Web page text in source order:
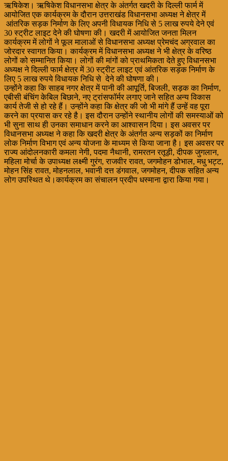
ऋषिकेश। ऋषिकेश विधानसभा क्षेत्र के अंतर्गत खदरी के दिल्ली फार्म में
आयोजित एक कार्यक्रम के दौरान उत्तराखंड विधानसभा अध्यक्ष ने क्षेत्र में
आंतरिक सड़क निर्माण के लिए अपनी विधायक निधि से 5 लाख रुपये देने एवं
30 स्ट्रीट लाइट देने की घोषणा की। खदरी में आयोजित जनता मिलन
कार्यक्रम में लोगों ने फूल मालाओं से विधानसभा अध्यक्ष प्रेमचंद अग्रवाल का
जोरदार स्वागत किया। कार्यक्रम में विधानसभा अध्यक्ष ने भी क्षेत्र के वरिष्ठ
लोगों को सम्मानित किया। लोगों की मांगों को प्राथमिकता देते हुए विधानसभा
अध्यक्ष ने दिल्ली फार्म क्षेत्र में 30 स्ट्रीट लाइट एवं आंतरिक सड़क निर्माण के
लिए 5 लाख रुपये विधायक निधि से देने की घोषणा की।
उन्होंने कहा कि साहब नगर क्षेत्र में पानी की आपूर्ति, बिजली, सड़क का निर्माण,
एबीसी बंचिंग केबिल बिछाने, नए ट्रांसफॉर्मर लगाए जाने सहित अन्य विकास
कार्य तेजी से हो रहे हैं। उन्होंने कहा कि क्षेत्र की जो भी मांगे हैं उन्हें वह पूरा
करने का प्रयास कर रहे है। इस दौरान उन्होंने स्थानीय लोगों की समस्याओं को
भी सुना साथ ही उनका समाधान करने का आश्वासन दिया। इस अवसर पर
विधानसभा अध्यक्ष ने कहा कि खदरी क्षेत्र के अंतर्गत अन्य सड़कों का निर्माण
लोक निर्माण विभाग एवं अन्य योजना के माध्यम से किया जाना है। इस अवसर पर
राज्य आंदोलनकारी कमला नेगी, पदमा नैथानी, रामरतन रतूड़ी, दीपक जुगलान,
महिला मोर्चा के उपाध्यक्ष लक्ष्मी गुरंग, राजवीर रावत, जगमोहन डोभाल, मधु भट्ट,
मोहन सिंह रावत, मोहनलाल, भवानी दत्त डंगवाल, जगमोहन, दीपक सहित अन्य
लोग उपस्थित थे।कार्यक्रम का संचालन प्रदीप धस्माना द्वारा किया गया।